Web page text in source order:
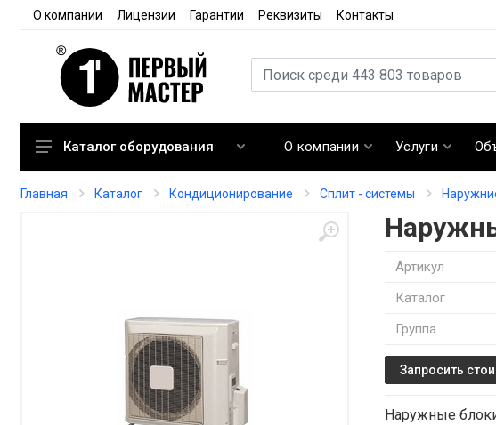
О компании Лицензии Гарантии Реквизиты Контакты
Кондиционирование
Запорная арматура
Расходные материалы
Каталог оборудования О компании Услуги
Главная Каталог Кондиционирование Сплит - системы
Артикул
Каталог
Группа
Запросить
Наружные